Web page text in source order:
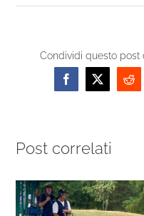
Condividi questo post
Facebook
X
Post correlati